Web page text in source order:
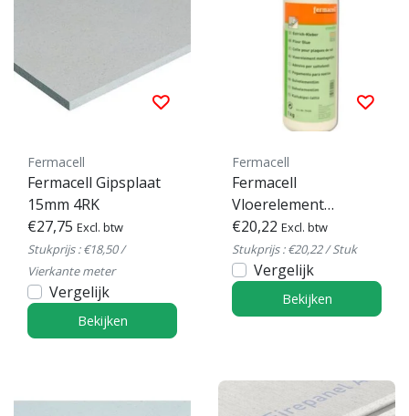
Fermacell
Fermacell Gipsplaat
15mm 4RK
€27,75 Excl. btw
Stukprijs : €18,50 /
Vierkante meter
Vergelijk
Bekijken
Fermacell
Fermacell
Vloerelement
montagelijm 1kg
€20,22 Excl. btw
Stukprijs : €20,22 / Stuk
Vergelijk
Bekijken